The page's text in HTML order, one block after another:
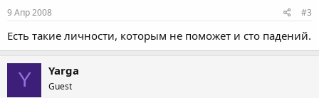
9 Апр 2008 #3
Есть такие личности, которым не поможет и сто падений.
Y Yarga
Guest